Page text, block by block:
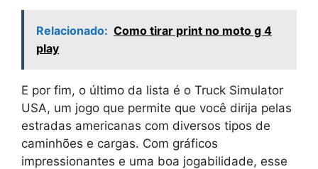
Relacionado: Como tirar print no moto g 4
play
E por fim, o último da lista é o Truck Simulator
USA, um jogo que permite que você dirija pelas
estradas americanas com diversos tipos de
caminhões e cargas. Com gráficos
impressionantes e uma boa jogabilidade, esse